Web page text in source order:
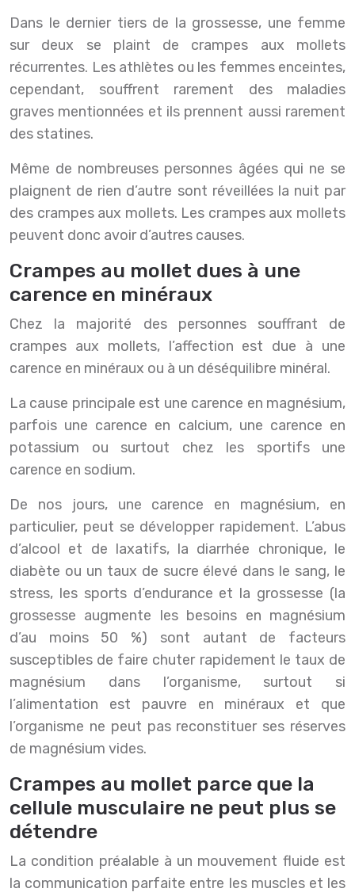
Dans le dernier tiers de la grossesse, une femme
sur deux se plaint de crampes aux mollets
récurrentes. Les athlètes ou les femmes enceintes,
cependant, souffrent rarement des maladies
graves mentionnées et ils prennent aussi rarement
des statines.
Même de nombreuses personnes âgées qui ne se
plaignent de rien d’autre sont réveillées la nuit par
des crampes aux mollets. Les crampes aux mollets
peuvent donc avoir d’autres causes.
Crampes au mollet dues à une
carence en minéraux
Chez la majorité des personnes souffrant de
crampes aux mollets, l’affection est due à une
carence en minéraux ou à un déséquilibre minéral.
La cause principale est une carence en magnésium,
parfois une carence en calcium, une carence en
potassium ou surtout chez les sportifs une
carence en sodium.
De nos jours, une carence en magnésium, en
particulier, peut se développer rapidement. L’abus
d’alcool et de laxatifs, la diarrhée chronique, le
diabète ou un taux de sucre élevé dans le sang, le
stress, les sports d’endurance et la grossesse (la
grossesse augmente les besoins en magnésium
d’au moins 50 %) sont autant de facteurs
susceptibles de faire chuter rapidement le taux de
magnésium dans l’organisme, surtout si
l’alimentation est pauvre en minéraux et que
l’organisme ne peut pas reconstituer ses réserves
de magnésium vides.
Crampes au mollet parce que la
cellule musculaire ne peut plus se
détendre
La condition préalable à un mouvement fluide est
la communication parfaite entre les muscles et les